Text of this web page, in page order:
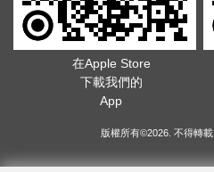
在Apple Store
下載我們的
App
版權所有©2026. 不得轉載